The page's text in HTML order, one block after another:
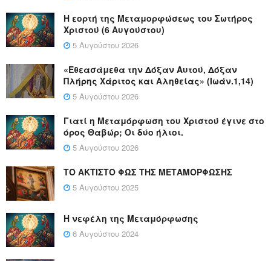
Η εορτή της Μεταμορφώσεως του Σωτήρος
Χριστού (6 Αυγούστου)
5 Αυγούστου 2026
«Εθεασάμεθα την Δόξαν Αυτού, Δόξαν
Πλήρης Χάριτος και Αληθείας» (Ιωάν.1,14)
5 Αυγούστου 2026
Γιατί η Μεταμόρφωση του Χριστού έγινε στο
όρος Θαβώρ; Οι δύο ήλιοι.
5 Αυγούστου 2026
ΤΟ ΑΚΤΙΣΤΟ ΦΩΣ ΤΗΣ ΜΕΤΑΜΟΡΦΩΣΗΣ
5 Αυγούστου 2025
Η νεφέλη της Μεταμόρφωσης
6 Αυγούστου 2024